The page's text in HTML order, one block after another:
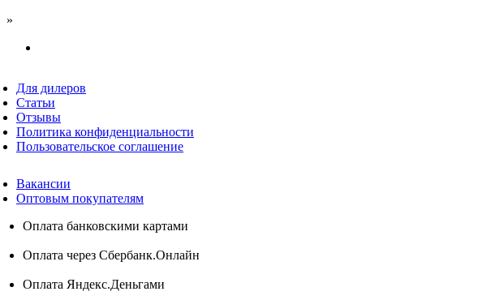
»
Для дилеров
Статьи
Отзывы
Политика конфиденциальности
Пользовательское соглашение
Вакансии
Оптовым покупателям
Оплата банковскими картами
Оплата через Сбербанк.Онлайн
Оплата Яндекс.Деньгами